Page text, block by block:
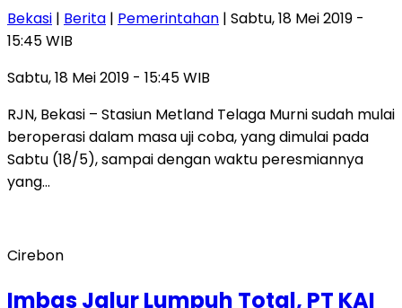
Bekasi | Berita | Pemerintahan | Sabtu, 18 Mei 2019 -
15:45 WIB
Sabtu, 18 Mei 2019 - 15:45 WIB
RJN, Bekasi – Stasiun Metland Telaga Murni sudah mulai
beroperasi dalam masa uji coba, yang dimulai pada
Sabtu (18/5), sampai dengan waktu peresmiannya
yang…
Cirebon
Imbas Jalur Lumpuh Total, PT KAI